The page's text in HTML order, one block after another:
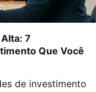
7
Que Você
de investimento